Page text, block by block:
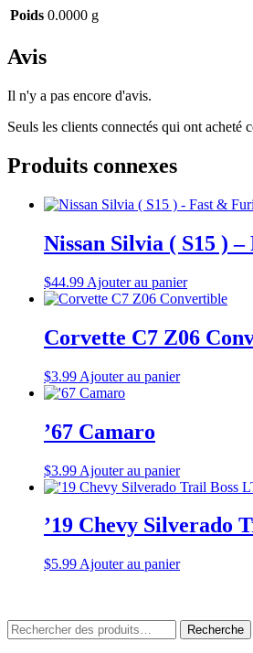
Poids 0.0000 g
Avis
Il n'y a pas encore d'avis.
Seuls les clients connectés qui ont acheté
Produits connexes
Nissan Silvia ( S15 )
$44.99 Ajouter au panier
Corvette C7 Z06
$3.99 Ajouter au panier
’67 Camaro
$3.99 Ajouter au panier
’19 Chevy Silverado
$5.99 Ajouter au panier
Rechercher
:
Recherche